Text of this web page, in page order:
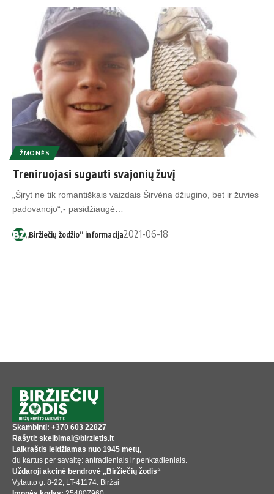
ŽMONĖS
Treniruojasi sugauti svajonių žuvį
„Šįryt ne tik romantiškais vaizdais Širvėna džiugino, bet ir žuvies
padovanojo“,- pasidžiaugė…
„Biržiečių žodžio“ informacija2021-06-18
Skambinti: +370 603 22827
Rašyti: skelbimai@birzietis.lt
Laikraštis leidžiamas nuo 1945 metų,
du kartus per savaitę: antradieniais ir penktadieniais.
Uždaroji akcinė bendrovė „Biržiečių žodis“
Vytauto g. 8-22, LT-41174. Biržai